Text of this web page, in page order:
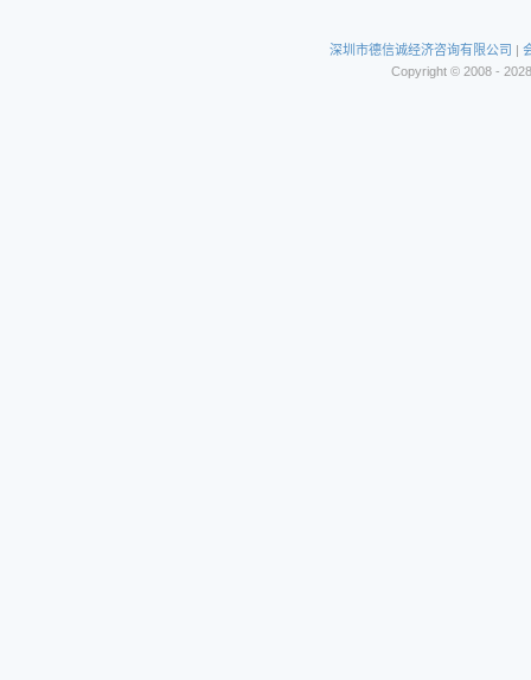
深圳市德信诚经济咨询有限公司 |
Copyright © 2008 -